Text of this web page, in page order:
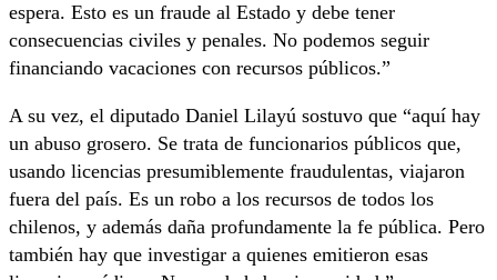
espera. Esto es un fraude al Estado y debe tener
consecuencias civiles y penales. No podemos seguir
financiando vacaciones con recursos públicos.”
A su vez, el diputado Daniel Lilayú sostuvo que “aquí hay
un abuso grosero. Se trata de funcionarios públicos que,
usando licencias presumiblemente fraudulentas, viajaron
fuera del país. Es un robo a los recursos de todos los
chilenos, y además daña profundamente la fe pública. Pero
también hay que investigar a quienes emitieron esas